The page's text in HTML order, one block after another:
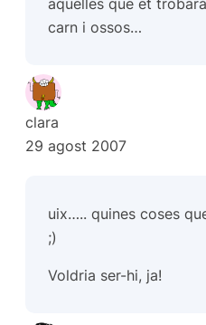
carn i ossos…
clara
29 agost 2007
uix….. quines coses
;)
Voldria ser-hi, ja!